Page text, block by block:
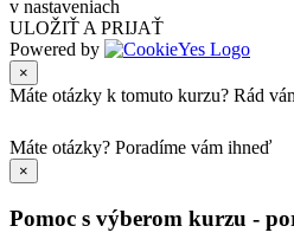
v nastaveniach
ULOŽIŤ A PRIJAŤ
Powered by
×
Máte otázky k tomuto kurzu? Rád
Máte otázky? Poradíme vám ihneď
×
Pomoc s výberom kurzu -